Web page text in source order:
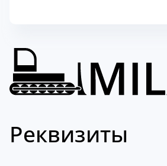
Реквизиты